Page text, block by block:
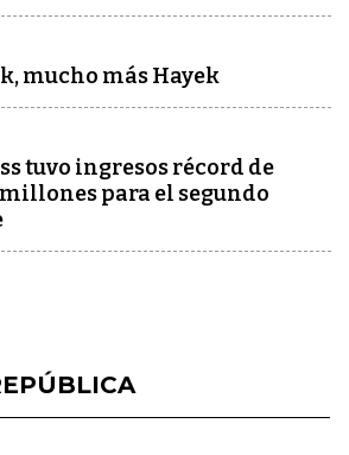
mucho más Hayek
tuvo ingresos récord de
millones para el segundo